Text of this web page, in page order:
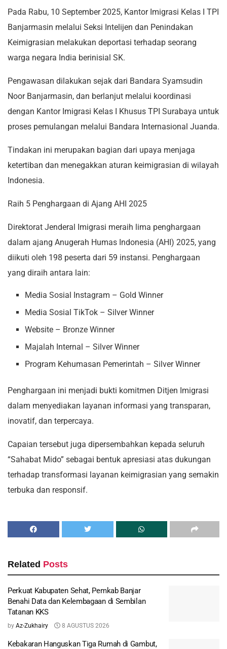
Pada Rabu, 10 September 2025, Kantor Imigrasi Kelas I TPI
Banjarmasin melalui Seksi Intelijen dan Penindakan
Keimigrasian melakukan deportasi terhadap seorang
warga negara India berinisial SK.
Pengawasan dilakukan sejak dari Bandara Syamsudin
Noor Banjarmasin, dan berlanjut melalui koordinasi
dengan Kantor Imigrasi Kelas I Khusus TPI Surabaya untuk
proses pemulangan melalui Bandara Internasional Juanda.
Tindakan ini merupakan bagian dari upaya menjaga
ketertiban dan menegakkan aturan keimigrasian di wilayah
Indonesia.
Raih 5 Penghargaan di Ajang AHI 2025
Direktorat Jenderal Imigrasi meraih lima penghargaan
dalam ajang Anugerah Humas Indonesia (AHI) 2025, yang
diikuti oleh 198 peserta dari 59 instansi. Penghargaan
yang diraih antara lain:
Media Sosial Instagram – Gold Winner
Media Sosial TikTok – Silver Winner
Website – Bronze Winner
Majalah Internal – Silver Winner
Program Kehumasan Pemerintah – Silver Winner
Penghargaan ini menjadi bukti komitmen Ditjen Imigrasi
dalam menyediakan layanan informasi yang transparan,
inovatif, dan terpercaya.
Capaian tersebut juga dipersembahkan kepada seluruh
“Sahabat Mido” sebagai bentuk apresiasi atas dukungan
terhadap transformasi layanan keimigrasian yang semakin
terbuka dan responsif.
Related Posts
Perkuat Kabupaten Sehat, Pemkab Banjar
Benahi Data dan Kelembagaan di Sembilan
Tatanan KKS
by Az-Zukhairy 8 AGUSTUS 2026
Kebakaran Hanguskan Tiga Rumah di Gambut,